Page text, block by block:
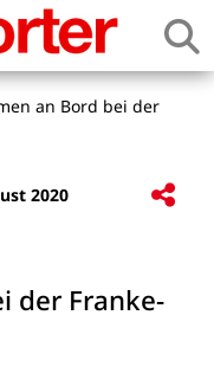
an Bord bei der
2020
der Franke-